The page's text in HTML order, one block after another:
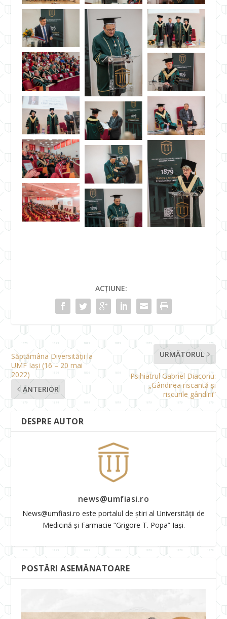
ACȚIUNE:
Săptămâna Diversității la
UMF Iași (16 – 20 mai
2022)
ANTERIOR
URMĂTORUL
Psihiatrul Gabriel Diaconu:
„Gândirea riscantă și
riscurile gândirii”
DESPRE AUTOR
news@umfiasi.ro
News@umfiasi.ro este portalul de știri al Universității de
Medicină și Farmacie “Grigore T. Popa” Iași.
POSTĂRI ASEMĂNATOARE